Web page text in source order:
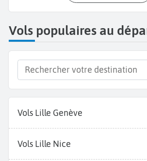
Vols populaires au
Vols Lille Genève
Vols Lille Nice